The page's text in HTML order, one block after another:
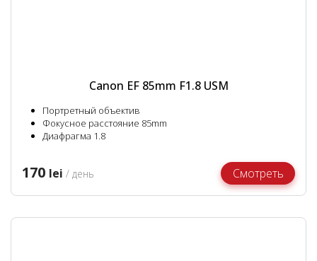
Canon EF 85mm F1.8 USM
Портретный объектив
Фокусное расстояние 85mm
Диафрагма 1.8
170 lei / день Смотреть